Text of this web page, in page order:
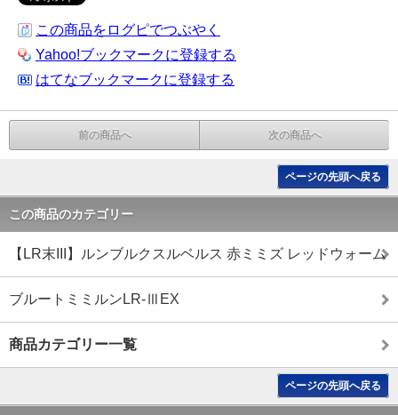
この商品をログピでつぶやく
Yahoo!ブックマークに登録する
はてなブックマークに登録する
前の商品へ 次の商品へ
ページの先頭へ戻る
この商品のカテゴリー
【LR末III】ルンブルクスルベルス 赤ミミズ レッドウォーム
ブルートミミルンLR-ⅢEX
商品カテゴリー一覧
ページの先頭へ戻る